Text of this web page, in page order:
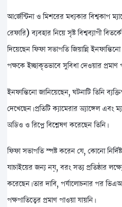
আর্জেন্টিনা ও মিশরের মধ্যকার বিশ্বকাপ ম্যাচে ভিএআর (ভিডিও অ্যাসিস্ট্যান্ট
রেফারি) ব্যবহার নিয়ে সৃষ্ট বিশ্বব্যাপী
দিয়েছেন ফিফা সভাপতি জিয়ান্নি
পক্ষকে ইচ্ছাকৃতভাবে সুবিধা দেওয়ার প্রমাণ
ইনফান্তিনো জানিয়েছেন, ঘটনাটি তিনি
দেখেছেন। প্রতিটি ক্যামেরার অ্যাঙ্গেল
অডিও ও রিপ্লে বিশ্লেষণ করেছেন তিনি।
ফিফা সভাপতি স্পষ্ট করেন যে, কোনো
যাচাইয়ের জন্য নয়, বরং সত্য প্রতিষ্ঠার
করেছেন। তার দাবি, পর্যালোচনার পর
পক্ষপাতিত্বের প্রমাণ পাওয়া যায়নি।